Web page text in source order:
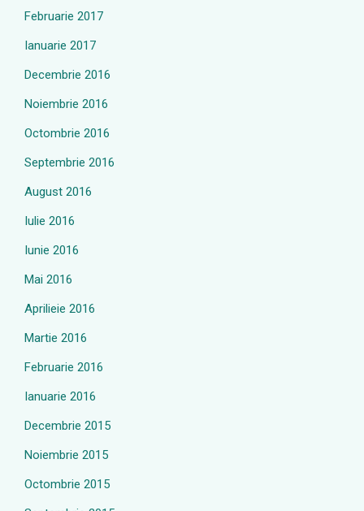
Februarie 2017
Ianuarie 2017
Decembrie 2016
Noiembrie 2016
Octombrie 2016
Septembrie 2016
August 2016
Iulie 2016
Iunie 2016
Mai 2016
Aprilieie 2016
Martie 2016
Februarie 2016
Ianuarie 2016
Decembrie 2015
Noiembrie 2015
Octombrie 2015